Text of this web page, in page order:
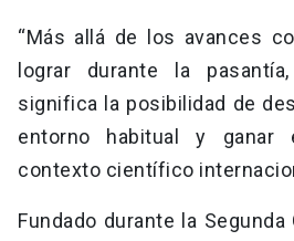
“Más allá de los avances
lograr durante la
significa la posibilidad de
entorno habitual y ganar
contexto científico
Fundado durante la Segunda